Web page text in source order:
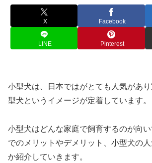
X Facebook
LINE Pinterest
小型犬は、日本ではがとても人気があ
型犬というイメージが定着しています。
小型犬はどんな家庭で飼育するのが向
でのメリットやデメリット、小型犬の
か紹介していきます。